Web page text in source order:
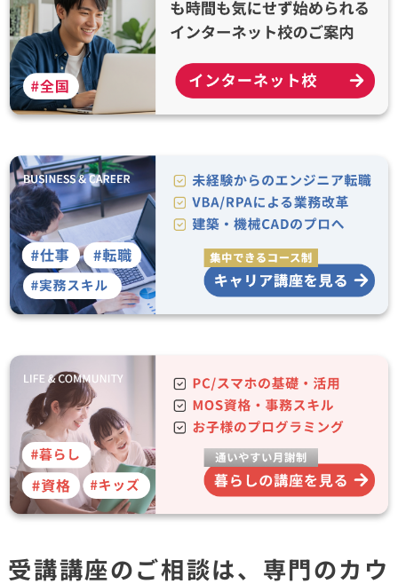
受講講座のご相談は、専門のカウ